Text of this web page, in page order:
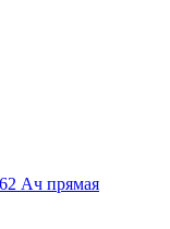
Ач прямая